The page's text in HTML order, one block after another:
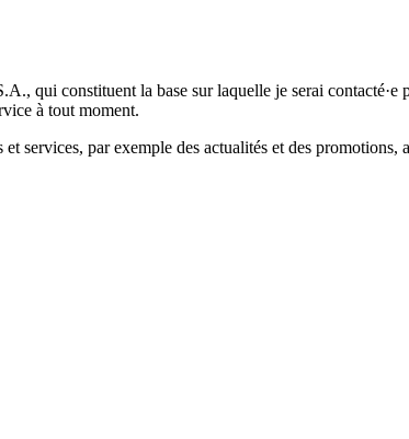
qui constituent la base sur laquelle je serai contacté·e
à tout moment.
par exemple des actualités et des promotions,